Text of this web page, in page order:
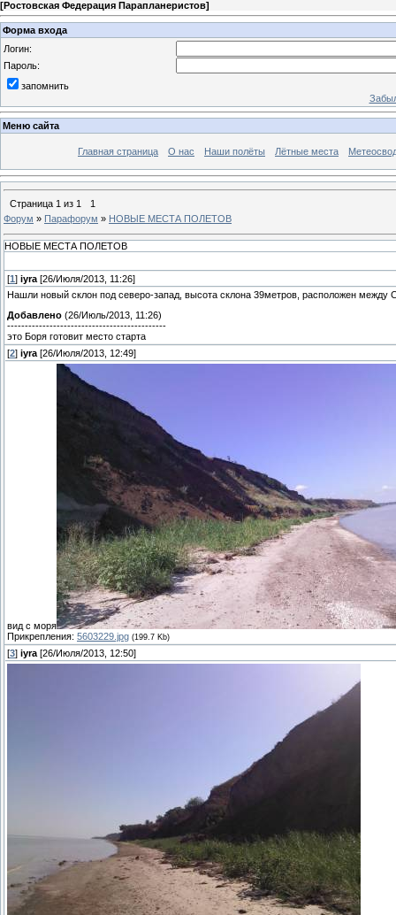
[Ростовская Федерация Парапланеристов]
Форма входа
Логин:
Пароль:
запомнить
Меню сайта
Главная страница О нас Наши полёты Лётные места
Страница 1 из 1
1
Форум » Парафорум » НОВЫЕ МЕСТА ПОЛЕТОВ
НОВЫЕ МЕСТА ПОЛЕТОВ
[1 ] iyra [26/Июля/2013, 11:26]
Нашли новый склон под северо-запад, высота склона 39метров, расположен между
Добавлено (26/Июль/2013, 11:26)
---------------------------------------------
это Боря готовит место старта
[2] iyra [26/Июля/2013, 12:49]
вид с моря
Прикрепления: 5603229.jpg (199.7 Kb)
[3] iyra [26/Июля/2013, 12:50]